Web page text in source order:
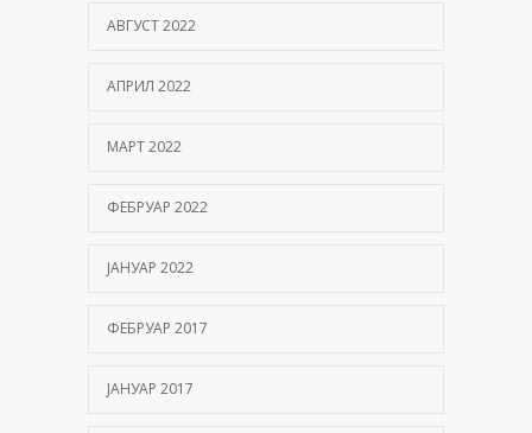
АВГУСТ 2022
АПРИЛ 2022
МАРТ 2022
ФЕБРУАР 2022
ЈАНУАР 2022
ФЕБРУАР 2017
ЈАНУАР 2017